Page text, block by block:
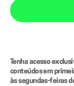
Tenha acesso
conteúdos em
às segundas-feiras